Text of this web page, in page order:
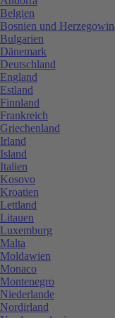
Belgien
Bosnien und
Bulgarien
Dänemark
Deutschland
England
Estland
Finnland
Frankreich
Griechenland
Irland
Island
Italien
Kosovo
Kroatien
Lettland
Litauen
Luxemburg
Malta
Moldawien
Monaco
Montenegro
Niederlande
Nordirland